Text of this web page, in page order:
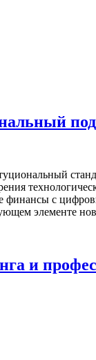
с
элементе
и